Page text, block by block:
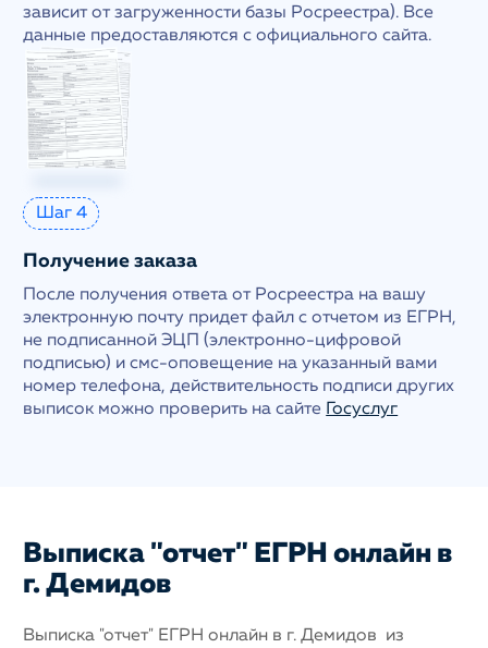
зависит от загруженности базы Росреестра). Все
данные предоставляются с официального сайта.
Шаг 4
Получение заказа
После получения ответа от Росреестра на вашу
электронную почту придет файл с отчетом из ЕГРН,
не подписанной ЭЦП (электронно-цифровой
подписью) и смс-оповещение на указанный вами
номер телефона, действительность подписи других
выписок можно проверить на сайте
Госуслуг
Выписка "отчет" ЕГРН онлайн в
г. Демидов
Выписка "отчет" ЕГРН онлайн в г. Демидов из